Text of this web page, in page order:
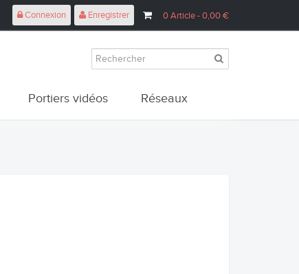
0Article- 0,00 €
Connexion Enregistrer
Portiers vidéos Réseaux